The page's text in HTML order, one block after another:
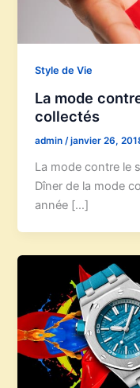
Style de Vie
La mode
collectés
admin/janvier 26,
La mode contre le
Dîner de la mode
année […]